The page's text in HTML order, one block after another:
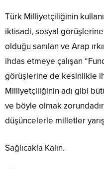
Türk Milliyetçiliğinin
iktisadi, sosyal görüşlerine
olduğu sanılan ve Arap
ihdas etmeye çalışan
görüşlerine de kesinlikle
Milliyetçiliğinin adı gibi
ve böyle olmak
düşüncelerle milletler
Sağlıcakla Kalın.